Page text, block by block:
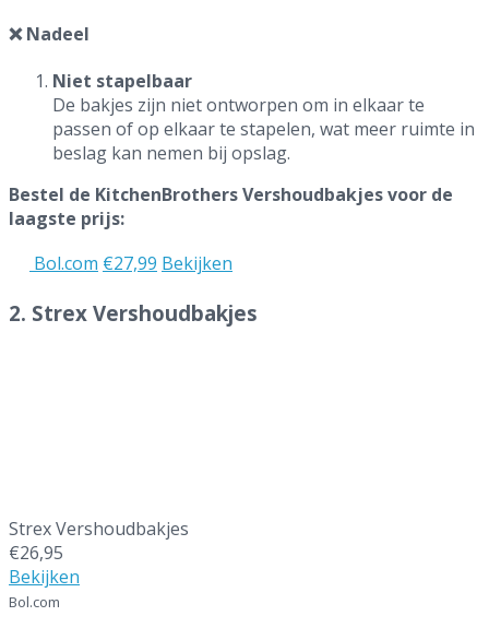
❌ Nadeel
Niet stapelbaar
De bakjes zijn niet ontworpen om in elkaar te
passen of op elkaar te stapelen, wat meer ruimte in
beslag kan nemen bij opslag.
Bestel de KitchenBrothers Vershoudbakjes voor de
laagste prijs:
Bol.com €27,99 Bekijken
2. Strex Vershoudbakjes
Strex Vershoudbakjes
€26,95
Bekijken
Bol.com